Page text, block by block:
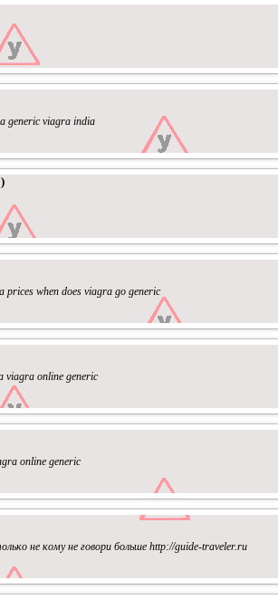
generic viagra india
prices when does viagra go generic
viagra online generic
online generic
не кому не говори больше http://guide-traveler.ru